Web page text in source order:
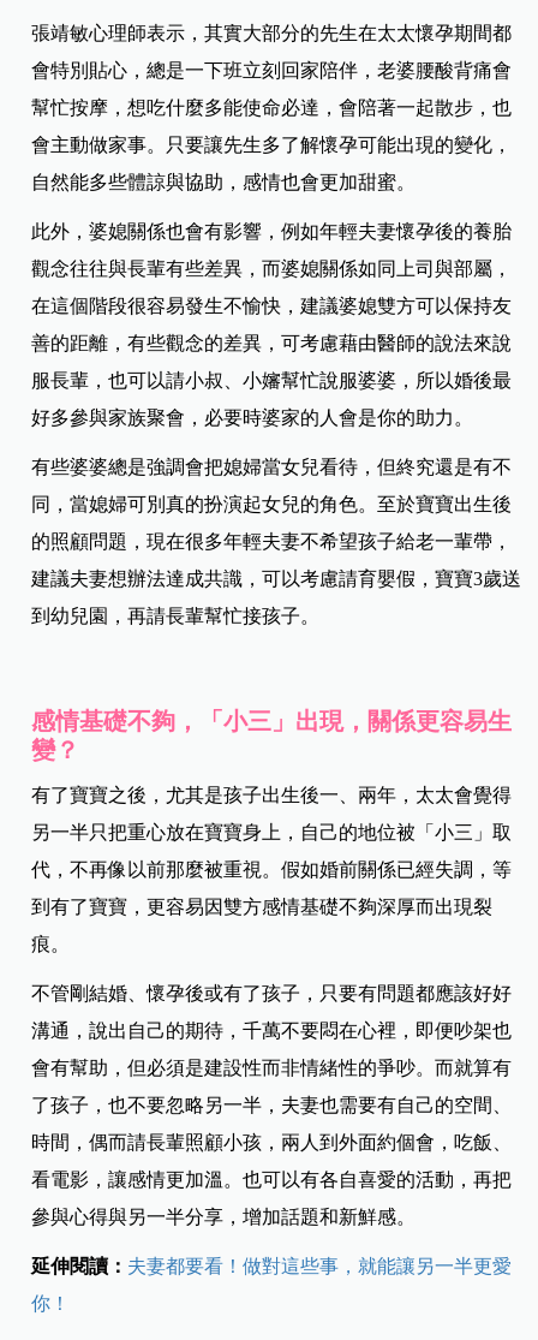
張靖敏心理師表示，其實大部分的先生在太太懷孕期間都
會特別貼心，總是一下班立刻回家陪伴，老婆腰酸背痛會
幫忙按摩，想吃什麼多能使命必達，會陪著一起散步，也
會主動做家事。只要讓先生多了解懷孕可能出現的變化，
自然能多些體諒與協助，感情也會更加甜蜜。
此外，婆媳關係也會有影響，例如年輕夫妻懷孕後的養胎
觀念往往與長輩有些差異，而婆媳關係如同上司與部屬，
在這個階段很容易發生不愉快，建議婆媳雙方可以保持友
善的距離，有些觀念的差異，可考慮藉由醫師的說法來說
服長輩，也可以請小叔、小嬸幫忙說服婆婆，所以婚後最
好多參與家族聚會，必要時婆家的人會是你的助力。
有些婆婆總是強調會把媳婦當女兒看待，但終究還是有不
同，當媳婦可別真的扮演起女兒的角色。至於寶寶出生後
的照顧問題，現在很多年輕夫妻不希望孩子給老一輩帶，
建議夫妻想辦法達成共識，可以考慮請育嬰假，寶寶3歲送
到幼兒園，再請長輩幫忙接孩子。
感情基礎不夠，「小三」出現，關係更容易生
變？
有了寶寶之後，尤其是孩子出生後一、兩年，太太會覺得
另一半只把重心放在寶寶身上，自己的地位被「小三」取
代，不再像以前那麼被重視。假如婚前關係已經失調，等
到有了寶寶，更容易因雙方感情基礎不夠深厚而出現裂
痕。
不管剛結婚、懷孕後或有了孩子，只要有問題都應該好好
溝通，說出自己的期待，千萬不要悶在心裡，即便吵架也
會有幫助，但必須是建設性而非情緒性的爭吵。而就算有
了孩子，也不要忽略另一半，夫妻也需要有自己的空間、
時間，偶而請長輩照顧小孩，兩人到外面約個會，吃飯、
看電影，讓感情更加溫。也可以有各自喜愛的活動，再把
參與心得與另一半分享，增加話題和新鮮感。
延伸閱讀： 夫妻都要看！做對這些事，就能讓另一半更愛
你！